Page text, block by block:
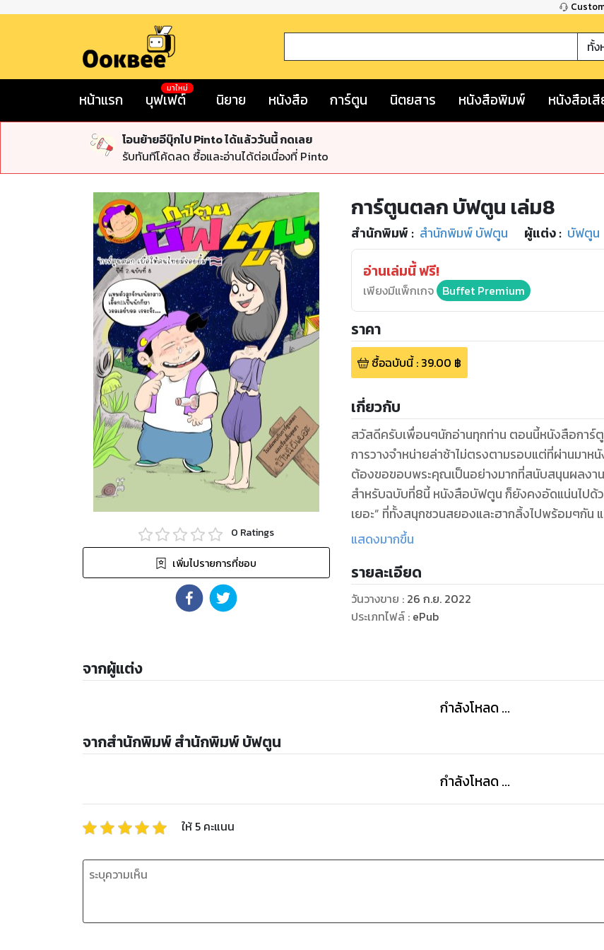
ทั้
หน้าแรก บุฟเฟต์
มาใหม่
นิยาย หนังสือ การ์ตูน นิตยสาร หนังสือพิมพ์ หนังสือเ
โอนย้ายอีบุ๊กไป Pinto ได้แล้ววันนี้ กดเลย
รับทันทีโค้ดลด ซื้อและอ่านได้ต่อเนื่องที่ Pinto
0 Ratings
เพิ่มไปรายการที่ชอบ
การ์ตูนตลก บัฟตูน เล่ม8
สำนักพิมพ์ : สำนักพิมพ์ บัฟตูน ผู้แต่ง : บัฟตูน
อ่านเล่มนี้ ฟรี!
เพียงมีแพ็กเกจ Buffet Premium
ราคา
ซื้อฉบับนี้: 39.00 ฿
เกี่ยวกับ
สวัสดีครับเพื่อนๆนักอ่านทุกท่าน ตอนนี้หนังสือการ์
การวางจำหน่ายล่าช้าไม่ตรงตามรอบแต่ที่ผ่านมา
ต้องขอขอบพระคุณเป็นอย่างมากที่สนับสนุนผลง
สำหรับฉบับที่8นี้ หนังสือบัฟตูน ก็ยังคงอัดแน่นไปด้
เยอะ” ที่ทั้งสนุกชวนสยองและฮากลิ้งไปพร้อมๆกัน
ต่างๆมาบอกเล่าให้ฟัง
เพิ่มเติมหนังสือใหม่ๆที่หลากหลายมากขึ้นก็ฝากติด
ในการพัฒนาหนังสือบัฟตูนให้ดียิ่งขึ้น
ขอบคุณมากครับ
แสดงมากขึ้น
รายละเอียด
วันวางขาย : 26 ก.ย. 2022
ประเภทไฟล์: ePub
จากผู้แต่ง
กำลังโหลด ...
จากสำนักพิมพ์ สำนักพิมพ์ บัฟตูน
กำลังโหลด ...
ให้ 5 คะแนน